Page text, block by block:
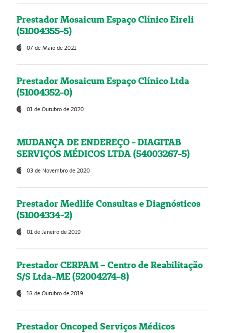
Prestador Mosaicum Espaço Clínico Eireli
(51004355-5)
07 de Maio de 2021
Prestador Mosaicum Espaço Clínico Ltda
(51004352-0)
01 de Outubro de 2020
MUDANÇA DE ENDEREÇO - DIAGITAB
SERVIÇOS MÉDICOS LTDA (54003267-5)
03 de Novembro de 2020
Prestador Medlife Consultas e Diagnósticos
(51004334-2)
01 de Janeiro de 2019
Prestador CERPAM – Centro de Reabilitação
S/S Ltda-ME (52004274-8)
18 de Outubro de 2019
Prestador Oncoped Serviços Médicos